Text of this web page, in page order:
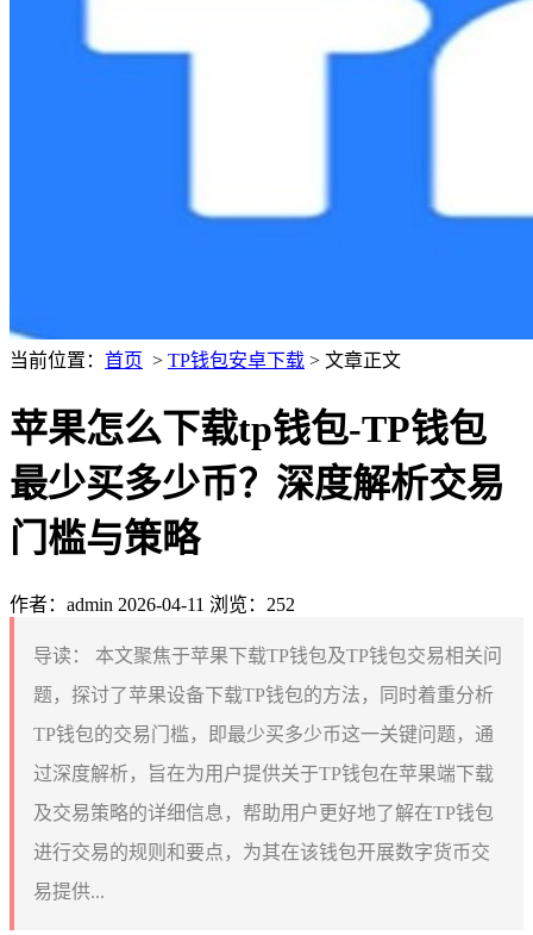
当前位置： 首页 > TP钱包安卓下载 > 文章正文
苹果怎么下载tp钱包-TP钱包
最少买多少币？深度解析交易
门槛与策略
作者：admin 2026-04-11 浏览：252
导读：
本文聚焦于苹果下载TP钱包及TP钱包交易相关问
题，探讨了苹果设备下载TP钱包的方法，同时着重分析
TP钱包的交易门槛，即最少买多少币这一关键问题，通
过深度解析，旨在为用户提供关于TP钱包在苹果端下载
及交易策略的详细信息，帮助用户更好地了解在TP钱包
进行交易的规则和要点，为其在该钱包开展数字货币交
易提供...